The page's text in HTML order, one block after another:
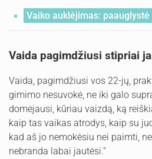
Vaiko auklėjimas:
Vaida pagimdžiusi stipriai
Vaida, pagimdžiusi vos 22-jų,
gimimo nesuvokė, ne iki galo
domėjausi, kūriau vaizdą, ką
kaip tas vaikas atrodys, kaip su
kad aš jo nemokėsiu nei paimti,
nebranda labai jautėsi.“